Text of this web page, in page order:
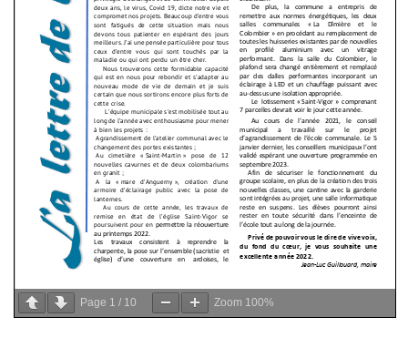
Page 1 / 10 Zoom 100%